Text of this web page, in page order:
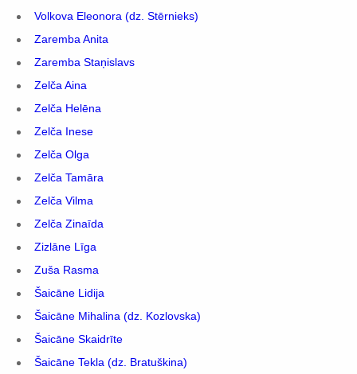
Volkova Eleonora (dz. Stērnieks)
Zaremba Anita
Zaremba Staņislavs
Zelča Aina
Zelča Helēna
Zelča Inese
Zelča Olga
Zelča Tamāra
Zelča Vilma
Zelča Zinaīda
Zizlāne Līga
Zuša Rasma
Šaicāne Lidija
Šaicāne Mihalina (dz. Kozlovska)
Šaicāne Skaidrīte
Šaicāne Tekla (dz. Bratuškina)